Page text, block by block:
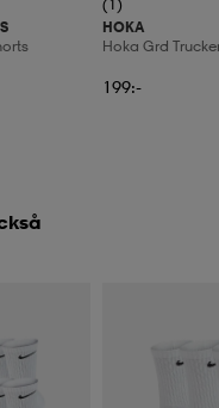
(1)
HOKA
Hoka Grd
199:-